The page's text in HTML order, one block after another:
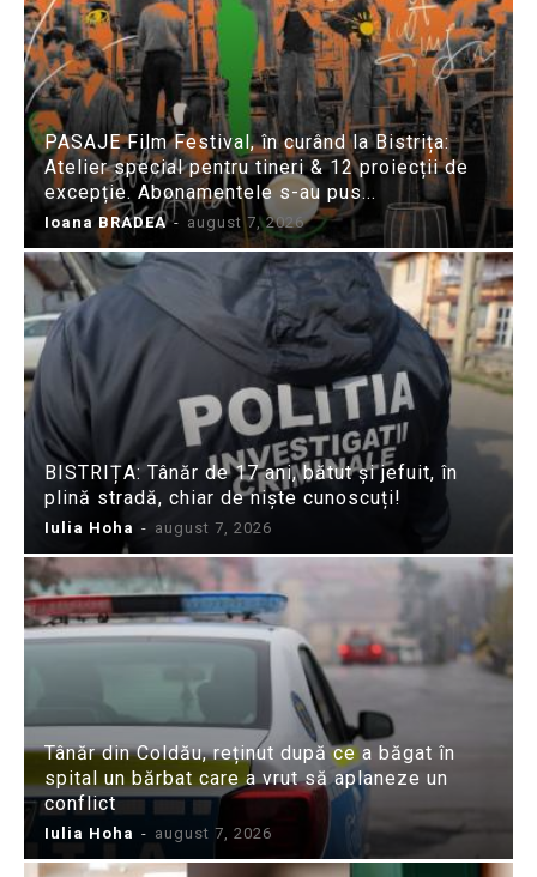
PASAJE Film Festival, în curând la Bistrița:
Atelier special pentru tineri & 12 proiecții de
excepție. Abonamentele s-au pus...
Ioana BRADEA - august 7, 2026
BISTRIȚA: Tânăr de 17 ani, bătut și jefuit, în
plină stradă, chiar de niște cunoscuți!
Iulia Hoha - august 7, 2026
Tânăr din Coldău, reținut după ce a băgat în
spital un bărbat care a vrut să aplaneze un
conflict
Iulia Hoha - august 7, 2026